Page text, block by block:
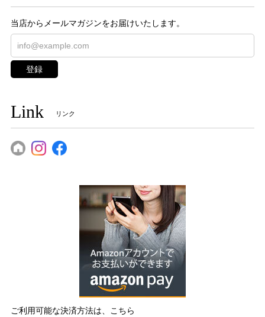
当店からメールマガジンをお届けいたします。
登録
Link リンク
ご利用可能な決済方法は、こちら